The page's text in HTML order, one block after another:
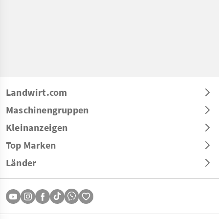
Landwirt.com
Maschinengruppen
Kleinanzeigen
Top Marken
Länder